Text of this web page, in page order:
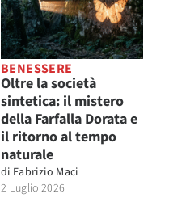
BENESSERE
Oltre la società
sintetica: il mistero
della Farfalla Dorata e
il ritorno al tempo
naturale
di Fabrizio Maci
2 Luglio 2026